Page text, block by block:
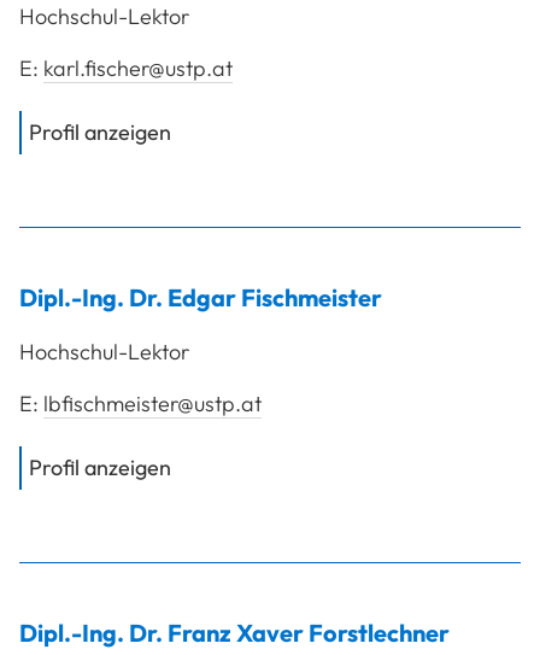
Hochschul-Lektor
E: karl.fischer@ustp.at
Profil anzeigen
Dipl.-Ing. Dr. Edgar Fischmeister
Hochschul-Lektor
E: lbfischmeister@ustp.at
Profil anzeigen
Dipl.-Ing. Dr. Franz Xaver Forstlechner